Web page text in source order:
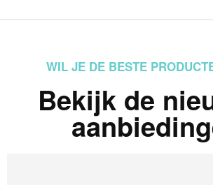
WIL JE DE BESTE
Bekijk de